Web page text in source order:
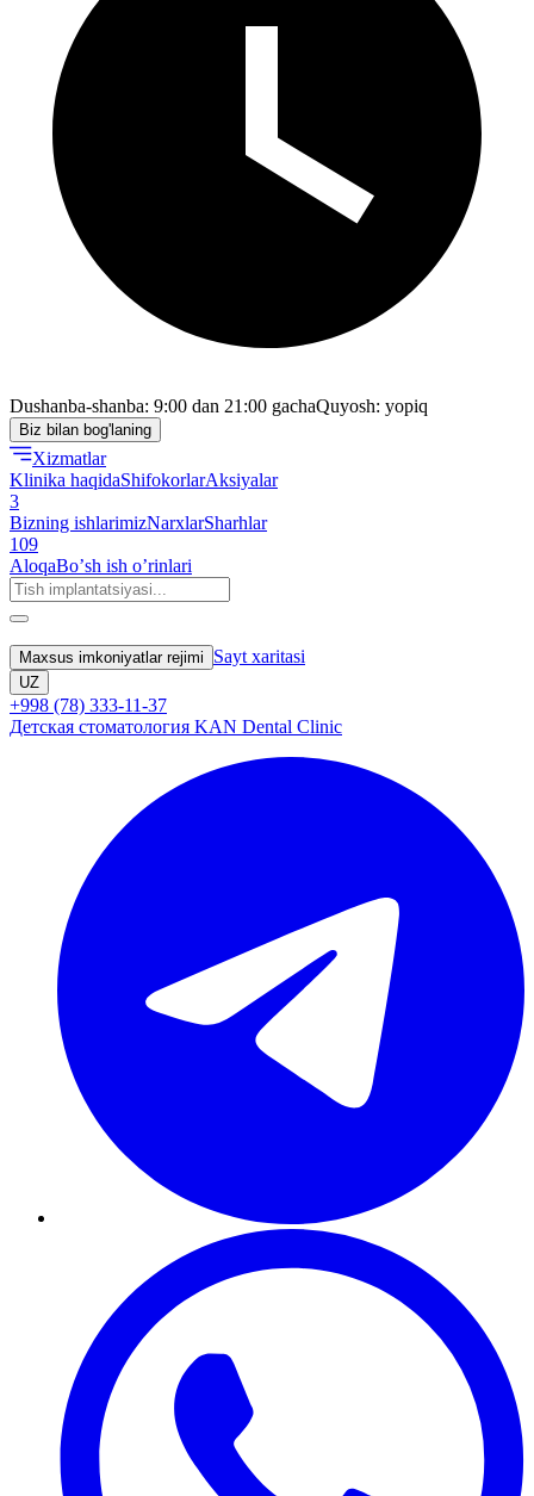
Dushanba-shanba: 9:00 dan 21:00 gachaQuyosh: yopiq
Biz bilan bog'laning
Xizmatlar
Klinika haqidaShifokorlarAksiyalar
3
Bizning ishlarimizNarxlarSharhlar
109
AloqaBoʼsh ish oʼrinlari
Maxsus imkoniyatlar rejimi Sayt xaritasi
UZ
+998 (78) 333-11-37
Детская стоматология KAN Dental Clinic